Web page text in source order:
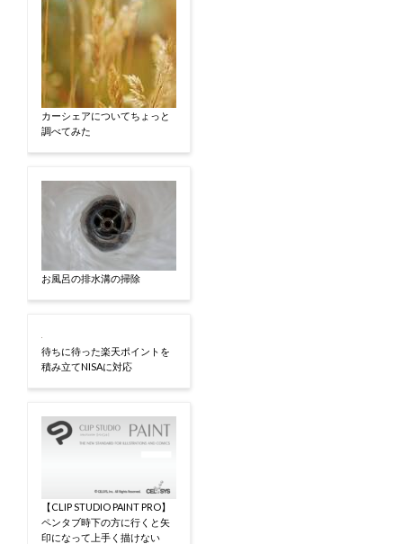
カーシェアについてちょっと
調べてみた
お風呂の排水溝の掃除
待ちに待った楽天ポイントを
積み立てNISAに対応
【CLIP STUDIO PAINT PRO】
ペンタブ時下の方に行くと矢
印になって上手く描けない